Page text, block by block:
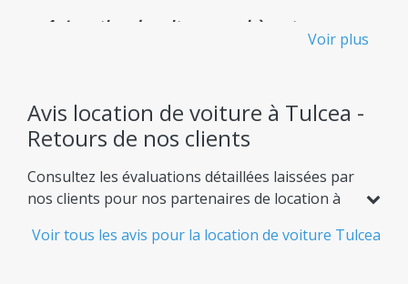
Location de voiture pas chère et
sans aucune surprise désagréable.
Flotte Immense
Plus de 900 modèles de voitures de location
disponibles, adaptés à tous vos besoins.
Confiance Confirmée
Voir plus
Avis location de voiture à Tulcea -
Retours de nos clients
Consultez les évaluations détaillées laissées par
nos clients pour nos partenaires de location à
réels et choisissez en toute confiance l'offre
Voir tous les avis pour la location de voiture Tulcea